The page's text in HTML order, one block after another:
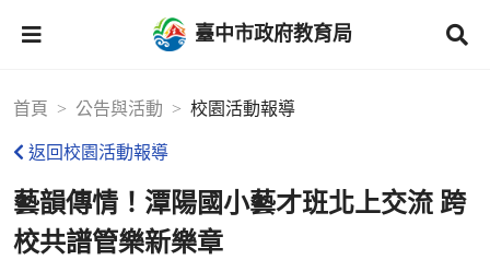
臺中市政府教育局
首頁 公告與活動 校園活動報導
返回校園活動報導
藝韻傳情！潭陽國小藝才班北上交流 跨
校共譜管樂新樂章